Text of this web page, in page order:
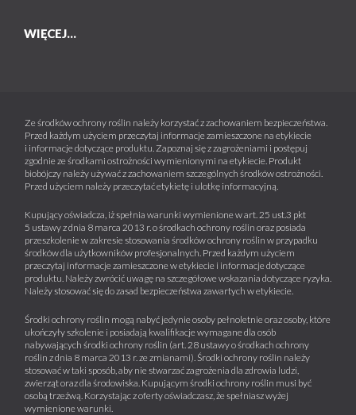
WIĘCEJ...
Ze środków ochrony roślin należy korzystać z zachowaniem bezpieczeństwa.
Przed każdym użyciem przeczytaj informacje zamieszczone na etykiecie
i informacje dotyczące produktu. Zapoznaj się z zagrożeniami i postępuj
zgodnie ze środkami ostrożności wymienionymi na etykiecie. Produkt
biobójczy należy używać z zachowaniem szczególnych środków ostrożności.
Przed użyciem należy przeczytać etykietę i ulotkę informacyjną.
Kupujący oświadcza, iż spełnia warunki wymienione w art. 25 ust.3 pkt
5 ustawy z dnia 8 marca 2013 r. o środkach ochrony roślin oraz posiada
przeszkolenie w zakresie stosowania środków ochrony roślin w przypadku
środków dla użytkowników profesjonalnych. Przed każdym użyciem
przeczytaj informacje zamieszczone w etykiecie i informacje dotyczące
produktu. Należy zwrócić uwagę na szczegółowe wskazania dotyczące ryzyka.
Należy stosować się do zasad bezpieczeństwa zawartych w etykiecie.
Środki ochrony roślin mogą nabyć jedynie osoby pełnoletnie oraz osoby, które
ukończyły szkolenie i posiadają kwalifikacje wymagane dla osób
nabywających środki ochrony roślin (art. 28 ustawy o środkach ochrony
roślin z dnia 8 marca 2013 r. ze zmianami). Środki ochrony roślin należy
stosować w taki sposób, aby nie stwarzać zagrożenia dla zdrowia ludzi,
zwierząt oraz dla środowiska. Kupującym środki ochrony roślin musi być
osobą trzeźwą. Korzystając z oferty oświadczasz, że spełniasz wyżej
wymienione warunki.